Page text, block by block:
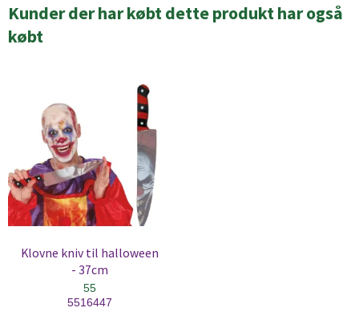
Kunder der har købt dette produkt har også
købt
Klovne kniv til halloween
- 37cm
55
5516447